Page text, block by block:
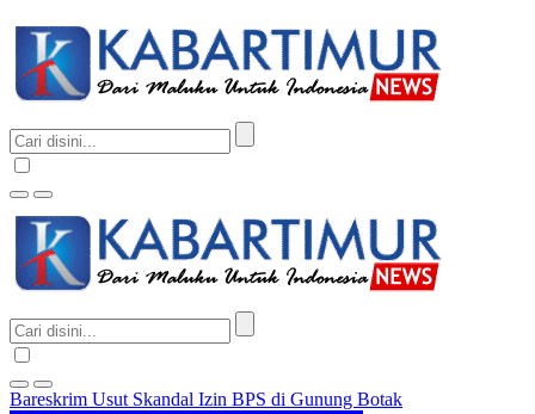
Bareskrim Usut Skandal Izin BPS di Gunung Botak